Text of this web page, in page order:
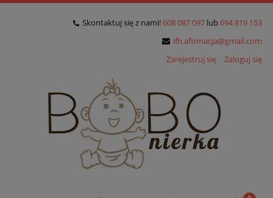
Skontaktuj się z nami! 608 087 097 lub 694 819 153
ifh.afirmacja@gmail.com
Zarejestruj się
Zaloguj się